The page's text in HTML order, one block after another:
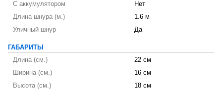
С аккумулятором
Нет
Длина шнура (м.)
1.6 м
Уличный шнур
Да
ГАБАРИТЫ
Длина (см.)
22 см
Ширина (см.)
16 см
Высота (см.)
18 см